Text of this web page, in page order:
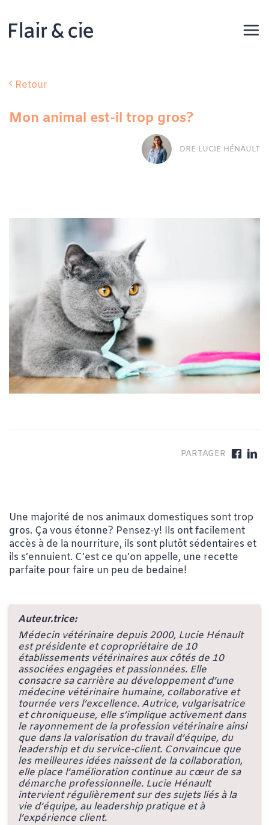
contenu
Retour
Mon animal est-il trop gros?
DRE LUCIE HÉNAULT
Une majorité de nos animaux domestiques sont trop
gros. Ça vous étonne? Pensez-y! Ils ont facilement
accès à de la nourriture, ils sont plutôt sédentaires et
ils s’ennuient. C’est ce qu’on appelle, une recette
parfaite pour faire un peu de bedaine!
Auteur.trice:
Médecin vétérinaire depuis 2000, Lucie Hénault
est présidente et copropriétaire de 10
établissements vétérinaires aux côtés de 10
associées engagées et passionnées. Elle
consacre sa carrière au développement d’une
médecine vétérinaire humaine, collaborative et
tournée vers l’excellence. Autrice, vulgarisatrice
et chroniqueuse, elle s’implique activement dans
le rayonnement de la profession vétérinaire ainsi
que dans la valorisation du travail d’équipe, du
leadership et du service-client. Convaincue que
les meilleures idées naissent de la collaboration,
elle place l’amélioration continue au cœur de sa
démarche professionnelle. Lucie Hénault
intervient régulièrement sur des sujets liés à la
vie d’équipe, au leadership pratique et à
l’expérience client.